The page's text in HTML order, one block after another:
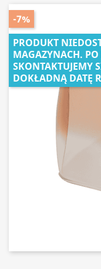
-7%
PRODUKT
MAGAZYNACH.
SKONTAKTUJEMY
DOKŁADNĄ DATĘ